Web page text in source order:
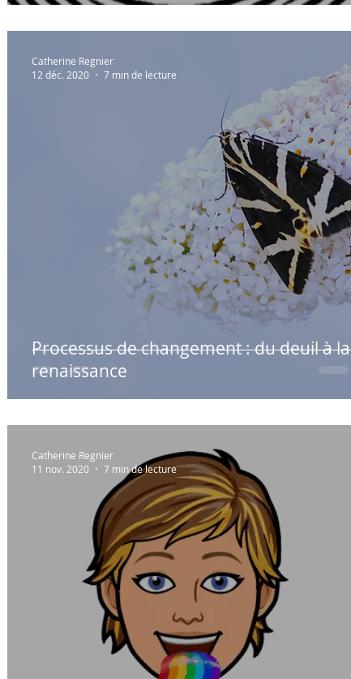
Processus de changement : du deuil à la
renaissance
Catherine Regnier
12 déc. 2020
7 min de lecture
Catherine Regnier
11 nov. 2020
7 min de lecture